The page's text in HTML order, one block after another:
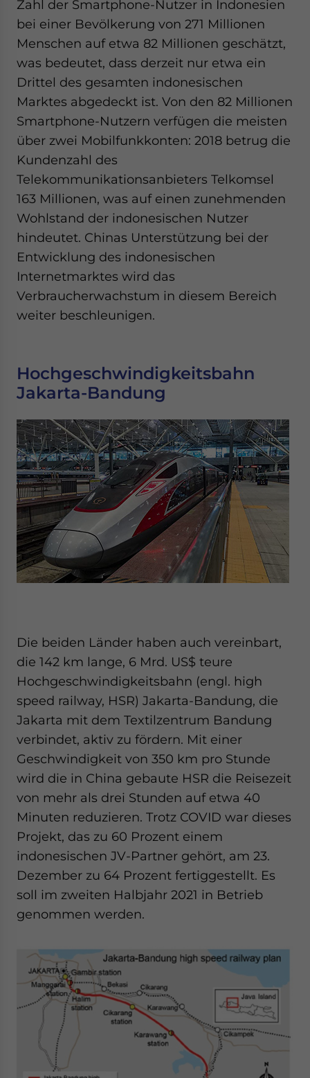
Zahl der Smartphone-Nutzer in Indonesien
bei einer Bevölkerung von 271 Millionen
Menschen auf etwa 82 Millionen geschätzt,
was bedeutet, dass derzeit nur etwa ein
Drittel des gesamten indonesischen
Marktes abgedeckt ist. Von den 82 Millionen
Smartphone-Nutzern verfügen die meisten
über zwei Mobilfunkkonten: 2018 betrug die
Kundenzahl des
Telekommunikationsanbieters Telkomsel
163 Millionen, was auf einen zunehmenden
Wohlstand der indonesischen Nutzer
hindeutet. Chinas Unterstützung bei der
Entwicklung des indonesischen
Internetmarktes wird das
Verbraucherwachstum in diesem Bereich
weiter beschleunigen.
Hochgeschwindigkeitsbahn
Jakarta-Bandung
Die beiden Länder haben auch vereinbart,
die 142 km lange, 6 Mrd. US$ teure
Hochgeschwindigkeitsbahn (engl. high
speed railway, HSR) Jakarta-Bandung, die
Jakarta mit dem Textilzentrum Bandung
verbindet, aktiv zu fördern. Mit einer
Geschwindigkeit von 350 km pro Stunde
wird die in China gebaute HSR die Reisezeit
von mehr als drei Stunden auf etwa 40
Minuten reduzieren. Trotz COVID war dieses
Projekt, das zu 60 Prozent einem
indonesischen JV-Partner gehört, am 23.
Dezember zu 64 Prozent fertiggestellt. Es
soll im zweiten Halbjahr 2021 in Betrieb
genommen werden.